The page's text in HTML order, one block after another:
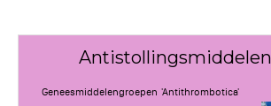
Antistollingsmiddelen
Geneesmiddelengroepen 'Antithrombotica'